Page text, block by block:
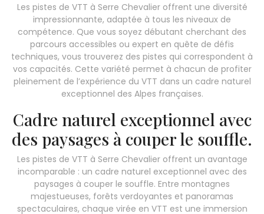
Les pistes de VTT à Serre Chevalier offrent une diversité
impressionnante, adaptée à tous les niveaux de
compétence. Que vous soyez débutant cherchant des
parcours accessibles ou expert en quête de défis
techniques, vous trouverez des pistes qui correspondent à
vos capacités. Cette variété permet à chacun de profiter
pleinement de l’expérience du VTT dans un cadre naturel
exceptionnel des Alpes françaises.
Cadre naturel exceptionnel avec
des paysages à couper le souffle.
Les pistes de VTT à Serre Chevalier offrent un avantage
incomparable : un cadre naturel exceptionnel avec des
paysages à couper le souffle. Entre montagnes
majestueuses, forêts verdoyantes et panoramas
spectaculaires, chaque virée en VTT est une immersion